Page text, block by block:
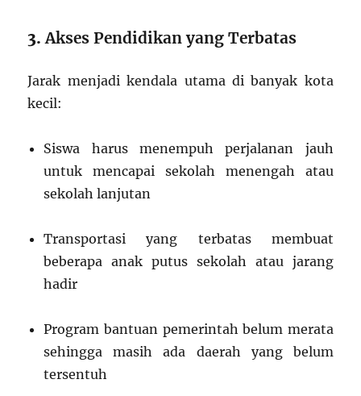
3.Akses Pendidikan yang Terbatas
Jarak menjadi kendala utama di banyak kota
kecil:
Siswa harus menempuh perjalanan jauh
untuk mencapai sekolah menengah atau
sekolah lanjutan
Transportasi yang terbatas membuat
beberapa anak putus sekolah atau jarang
hadir
Program bantuan pemerintah belum merata
sehingga masih ada daerah yang belum
tersentuh